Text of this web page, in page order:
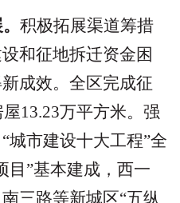
积极拓展渠道筹措
和征地拆迁资金困
成效。全区完成征
13.23万平方米。强
“城市建设十大工程”全
目 ”基本建成，西一
三路等新城区“五纵